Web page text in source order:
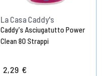
La Casa Caddy's
Caddy's Asciugatutto Power
Clean 80 Strappi
2,29 €